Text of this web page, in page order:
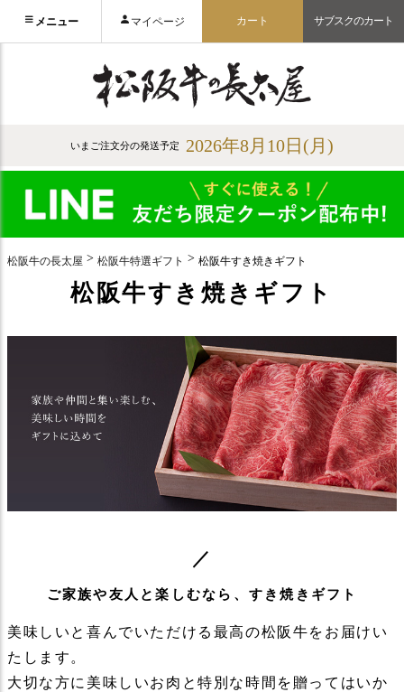
メニュー マイページ カート サブスクのカート
いまご注文分の発送予定 2026年8月10日(月)
松阪牛の長太屋 松阪牛特選ギフト 松阪牛すき焼きギフト
松阪牛すき焼きギフト
ご家族や友人と楽しむなら、すき焼きギフト
美味しいと喜んでいただける最高の松阪牛をお届けい
たします。
大切な方に美味しいお肉と特別な時間を贈ってはいか